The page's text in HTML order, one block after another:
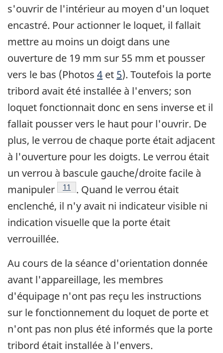
s'ouvrir de l'intérieur au moyen d'un loquet
encastré. Pour actionner le loquet, il fallait
mettre au moins un doigt dans une
ouverture de 19 mm sur 55 mm et pousser
vers le bas (Photos 4 et 5). Toutefois la porte
tribord avait été installée à l'envers; son
loquet fonctionnait donc en sens inverse et il
fallait pousser vers le haut pour l'ouvrir. De
plus, le verrou de chaque porte était adjacent
à l'ouverture pour les doigts. Le verrou était
un verrou à bascule gauche/droite facile à
manipuler
Note de bas de page
11
. Quand le verrou était
enclenché, il n'y avait ni indicateur visible ni
indication visuelle que la porte était
verrouillée.
Au cours de la séance d'orientation donnée
avant l'appareillage, les membres
d'équipage n'ont pas reçu les instructions
sur le fonctionnement du loquet de porte et
n'ont pas non plus été informés que la porte
tribord était installée à l'envers.